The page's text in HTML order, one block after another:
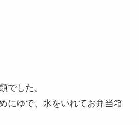
でした。
にゆで、氷をいれてお弁当箱